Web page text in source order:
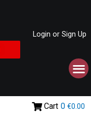
Login or Sign Up
Cart 0 €0.00